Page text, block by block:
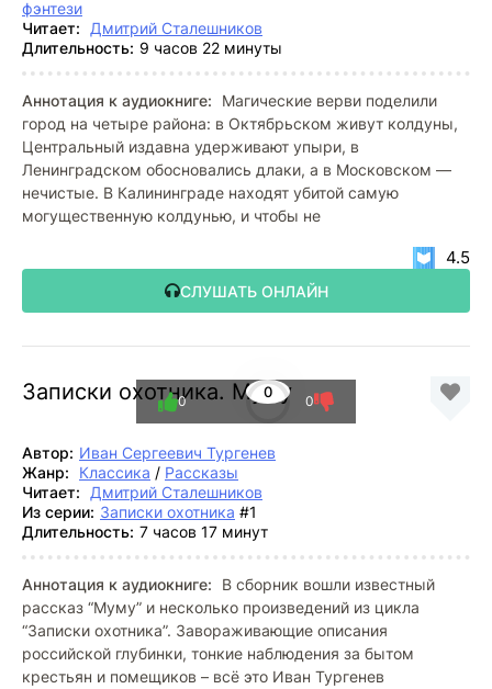
фэнтези
Читает:
Дмитрий Сталешников
Длительность: 9 часов 22 минуты
Аннотация к аудиокниге:
Магические верви поделили
город на четыре района: в Октябрьском живут колдуны,
Центральный издавна удерживают упыри, в
Ленинградском обосновались длаки, а в Московском —
нечистые. В Калининграде находят убитой самую
могущественную колдунью, и чтобы не
СЛУШАТЬ ОНЛАЙН
4.5
Записки охотника. Муму
0
0 0
Автор: Иван Сергеевич Тургенев
Жанр:
Классика / Рассказы
Читает:
Дмитрий Сталешников
Из серии: Записки охотника #1
Длительность: 7 часов 17 минут
Аннотация к аудиокниге:
В сборник вошли известный
рассказ “Муму” и несколько произведений из цикла
“Записки охотника”. Завораживающие описания
российской глубинки, тонкие наблюдения за бытом
крестьян и помещиков – всё это Иван Тургенев